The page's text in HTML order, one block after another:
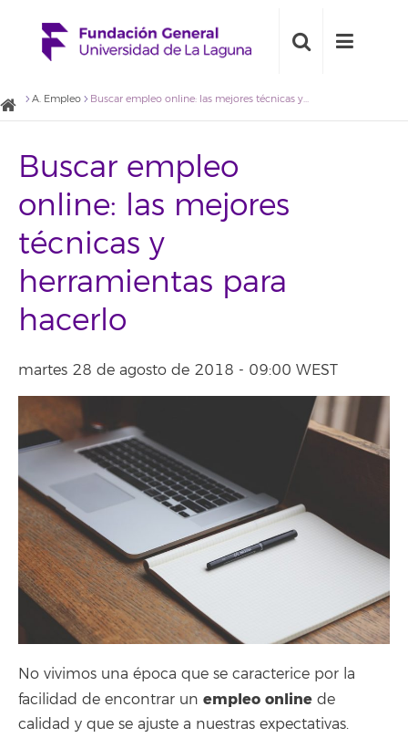
A. Empleo Buscar empleo online: las mejores técnicas y herramientas para hacerlo
Buscar empleo
online: las mejores
técnicas y
herramientas para
hacerlo
martes 28 de agosto de 2018 - 09:00 WEST
No vivimos una época que se caracterice por la
facilidad de encontrar un empleo online de
calidad y que se ajuste a nuestras expectativas.